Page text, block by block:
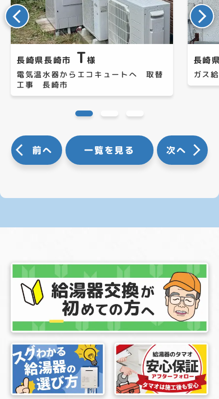
長崎県長崎市 T様
電気温水器からエコキュートへ 取替
工事 長崎市
長崎
ガス
前へ 一覧を見る 次へ